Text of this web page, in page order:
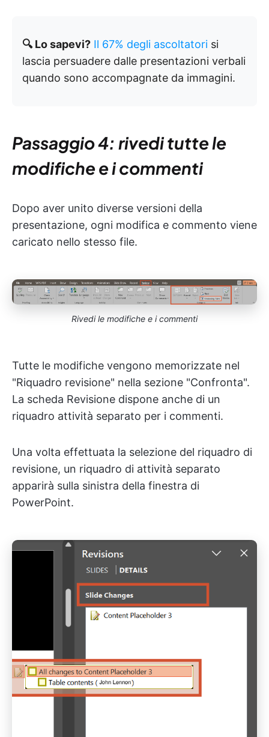
🔍 Lo sapevi? Il 67% degli ascoltatori si
lascia persuadere dalle presentazioni verbali
quando sono accompagnate da immagini.
Passaggio 4: rivedi tutte le
modifiche e i commenti
Dopo aver unito diverse versioni della
presentazione, ogni modifica e commento viene
caricato nello stesso file.
Rivedi le modifiche e i commenti
Tutte le modifiche vengono memorizzate nel
"Riquadro revisione" nella sezione "Confronta".
La scheda Revisione dispone anche di un
riquadro attività separato per i commenti.
Una volta effettuata la selezione del riquadro di
revisione, un riquadro di attività separato
apparirà sulla sinistra della finestra di
PowerPoint.